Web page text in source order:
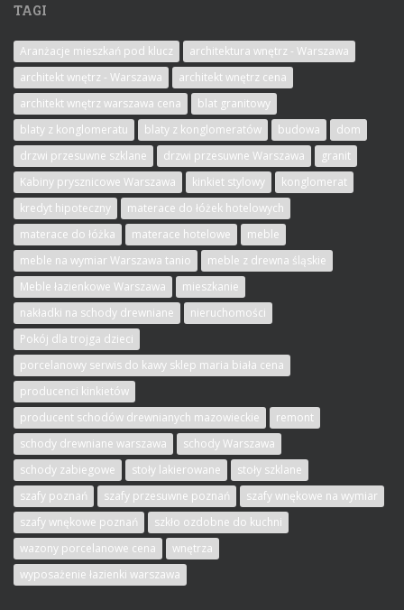
TAGI
Aranżacje mieszkań pod klucz
architektura wnętrz - Warszawa
architekt wnętrz - Warszawa
architekt wnętrz cena
architekt wnętrz warszawa cena
blat granitowy
blaty z konglomeratu
blaty z konglomeratów budowa
dom
drzwi przesuwne szklane
drzwi przesuwne Warszawa
granit
Kabiny prysznicowe Warszawa
kinkiet stylowy
konglomerat
kredyt hipoteczny
materace do łóżek hotelowych
materace do łóżka
materace hotelowe
meble
meble na wymiar Warszawa tanio
meble z drewna śląskie
Meble łazienkowe Warszawa
mieszkanie
nakładki na schody drewniane
nieruchomości
Pokój dla trojga dzieci
porcelanowy serwis do kawy sklep maria biała cena
producenci kinkietów
producent schodów drewnianych mazowieckie
remont
schody drewniane warszawa
schody Warszawa
schody zabiegowe
stoły lakierowane
stoły szklane
szafy poznań
szafy przesuwne poznań
szafy wnękowe na wymiar
szafy wnękowe poznań
szkło ozdobne do kuchni
wazony porcelanowe cena
wnętrza
wyposażenie łazienki warszawa